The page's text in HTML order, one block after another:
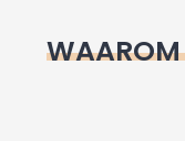
WAAROM